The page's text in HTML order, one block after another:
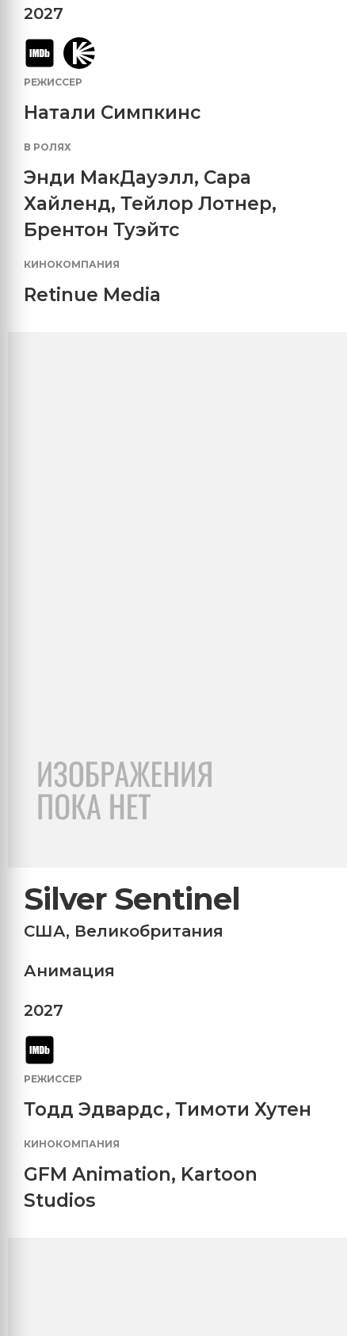
2027
РЕЖИССЕР
Натали Симпкинс
В РОЛЯХ
Энди МакДауэлл, Сара
Хайленд, Тейлор Лотнер,
Брентон Туэйтс
КИНОКОМПАНИЯ
Retinue Media
Silver Sentinel
США, Великобритания
Анимация
2027
РЕЖИССЕР
Тодд Эдвардс, Тимоти Хутен
КИНОКОМПАНИЯ
GFM Animation, Kartoon
Studios